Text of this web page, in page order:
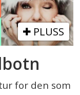
PLUSS
for den som